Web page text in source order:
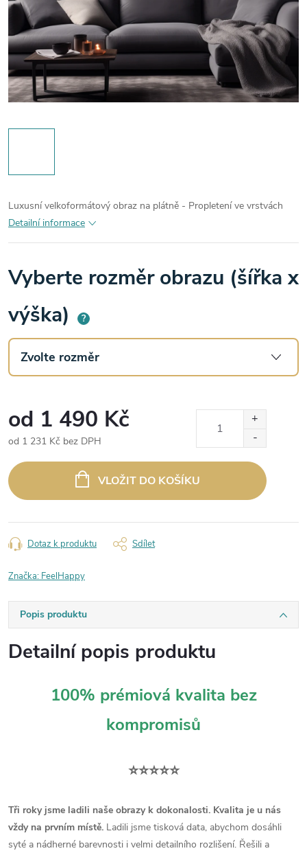
Luxusní velkoformátový obraz na plátně - Propletení ve vrstvách
Detailní informace
Vyberte rozměr obrazu (šířka x
výška)
?
od 1 490 Kč
od 1 231 Kč bez DPH
cena:
VLOŽIT DO KOŠÍKU
Dotaz k produktu Sdílet
Značka: FeelHappy
Popis produktu
Detailní popis produktu
100% prémiová kvalita bez
kompromisů
⭐⭐⭐⭐⭐
Tři roky jsme ladili naše obrazy k dokonalosti. Kvalita je u nás
vždy na prvním místě. Ladili jsme tisková data, abychom dosáhli
syté a nádherné barevnosti i velmi detailního rozlišení. Řešili a